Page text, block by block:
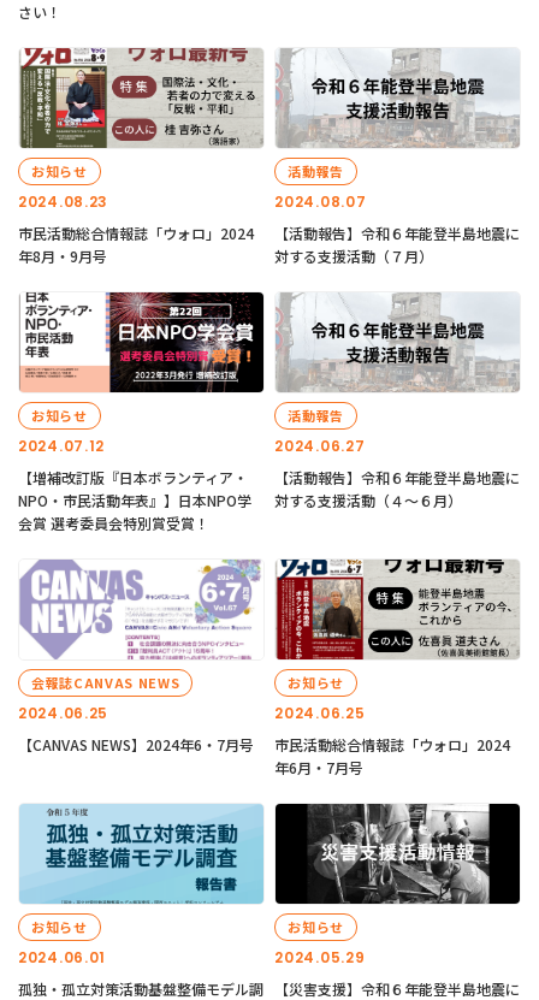
さい！
2024.08.23
お知らせ
市民活動総合情報誌「ウォロ」2024
年8月・9月号
2024.08.07
活動報告
【活動報告】令和６年能登半島地震に
対する支援活動（７月）
2024.07.12
お知らせ
【増補改訂版『日本ボランティア・
NPO・市民活動年表』】日本NPO学
会賞 選考委員会特別賞受賞！
2024.06.27
活動報告
【活動報告】令和６年能登半島地震に
対する支援活動（４〜６月）
2024.06.25
会報誌CANVAS NEWS
【CANVAS NEWS】2024年6・7月号
2024.06.25
お知らせ
市民活動総合情報誌「ウォロ」2024
年6月・7月号
2024.06.01
お知らせ
孤独・孤立対策活動基盤整備モデル調
2024.05.29
お知らせ
【災害支援】令和６年能登半島地震に